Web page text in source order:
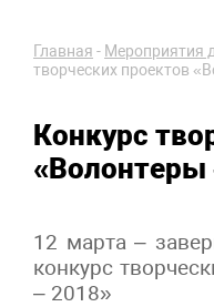
Главная - Мероприятия
творческих проектов
Конкурс
«Волонтеры
12 марта –
конкурс
– 2018»